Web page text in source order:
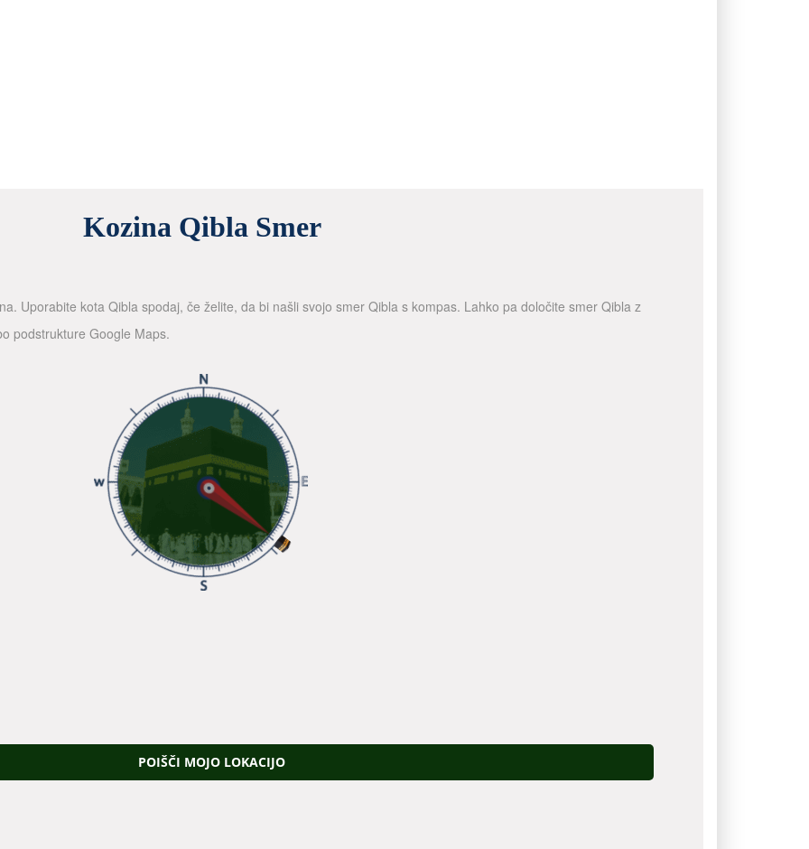
Kozina Qibla Smer
Uporabite kota Qibla spodaj, če želite, da bi našli svojo smer Qibla s kompas. Lahko pa določite smer Qibla z
podstrukture Google Maps.
POIŠČI MOJO LOKACIJO